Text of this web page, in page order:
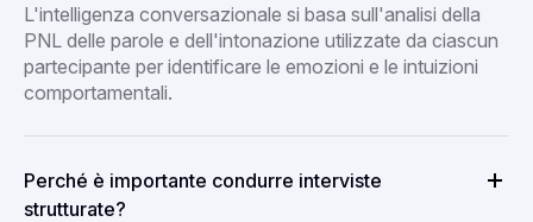
L'intelligenza conversazionale si basa sull'analisi della
PNL delle parole e dell'intonazione utilizzate da ciascun
partecipante per identificare le emozioni e le intuizioni
comportamentali.
Perché è importante condurre interviste
strutturate?